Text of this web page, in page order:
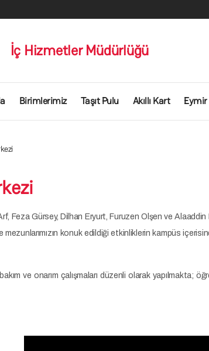
İç Hizmetler Müdürlüğü
Birimlerimiz Taşıt Pulu Akıllı Kart Eymir
Feza Gürsey, Dilhan Eryurt, Furuzen Olşen ve
mezunlarımızın konuk edildiği etkinliklerin kampüs
ve onarım çalışmaları düzenli olarak